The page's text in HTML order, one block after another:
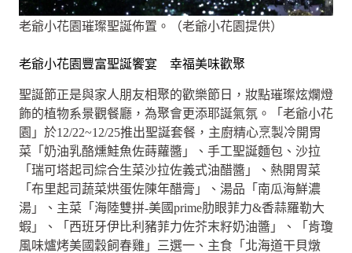
老爺小花園璀璨聖誕佈置。（老爺小花園提供）
老爺小花園豐富聖誕饗宴 幸福美味歡聚
聖誕節正是與家人朋友相聚的歡樂節日，妝點璀璨炫爛燈
飾的植物系景觀餐廳，為聚會更添耶誕氣氛。「老爺小花
園」於12/22~12/25推出聖誕套餐，主廚精心烹製冷開胃
菜「奶油乳酪燻鮭魚佐蒔蘿醬」、手工聖誕麵包、沙拉
「瑞可塔起司綜合生菜沙拉佐義式油醋醬」、熱開胃菜
「布里起司蔬菜烘蛋佐陳年醋膏」、湯品「南瓜海鮮濃
湯」、主菜「海陸雙拼-美國prime肋眼菲力&香蒜羅勒大
蝦」、「西班牙伊比利豬菲力佐芥末籽奶油醬」、「肯瓊
風味爐烤美國穀飼春雞」三選一、主食「北海道干貝燉